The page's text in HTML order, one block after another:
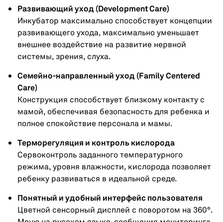
Развивающий уход (Development Care)
Инкубатор максимально способствует концепции
развивающего ухода, максимально уменьшает
внешнее воздействие на развитие нервной
системы, зрения, слуха.
Семейно-направленный уход (Family Centered
Care)
Конструкция способствует близкому контакту с
мамой, обеспечивая безопасность для ребенка и
полное спокойствие персонала и мамы.
Терморегуляция и контроль кислорода
Сервоконтроль заданного температурного
режима, уровня влажности, кислорода позволяет
ребенку развиваться в идеальной среде.
Понятный и удобный интерфейс пользователя
Цветной сенсорный дисплей с поворотом на 360°.